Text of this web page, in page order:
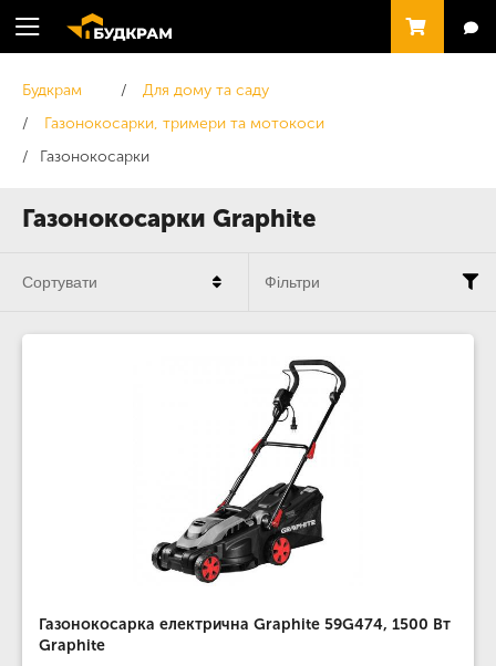
Газонокосарки Graphite
Будкрам
Для дому та саду
Газонокосарки, тримери та мотокоси
Газонокосарки
Газонокосарка електрична Graphite 59G474, 1500 Вт
Graphite
Сортувати Фільтри